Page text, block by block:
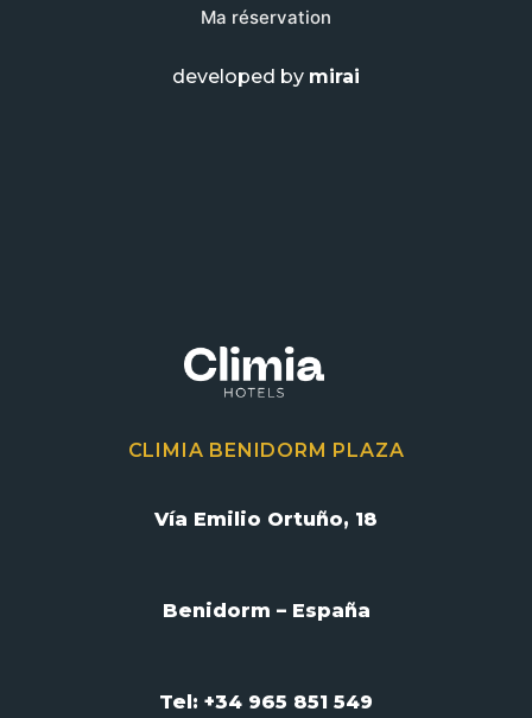
Ma réservation
developed by mirai
CLIMIA BENIDORM PLAZA
Vía Emilio Ortuño, 18
Benidorm – España
Tel: +34 965 851 549